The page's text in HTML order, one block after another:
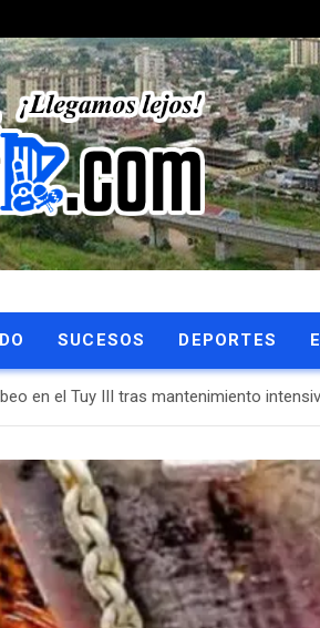
SUCESOS DEPORTES
en el Tuy III tras mantenimiento